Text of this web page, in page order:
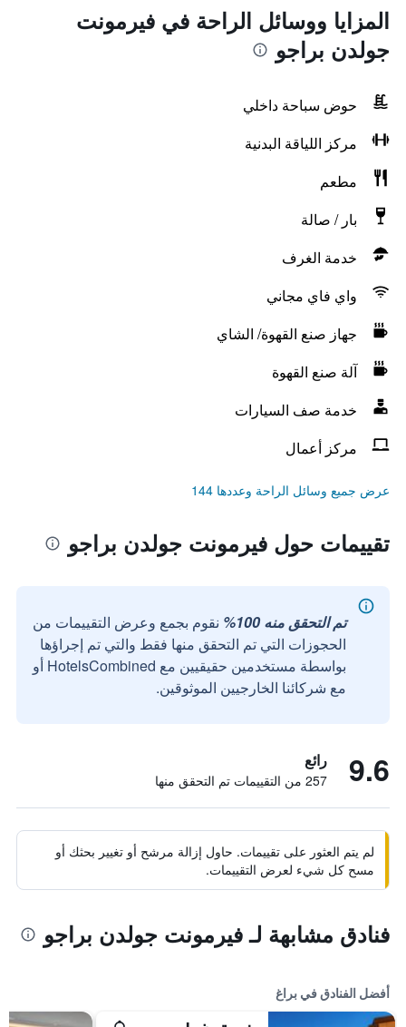
المزايا ووسائل الراحة في فيرمونت
جولدن براجو
حوض سباحة داخلي
مركز اللياقة البدنية
مطعم
بار / صالة
خدمة الغرف
واي فاي مجاني
جهاز صنع القهوة/ الشاي
آلة صنع القهوة
خدمة صف السيارات
مركز أعمال
عرض جميع وسائل الراحة وعددها 144
تقييمات حول فيرمونت جولدن براجو
تم التحقق منه 100%
نقوم بجمع وعرض التقييمات من
الحجوزات التي تم التحقق منها فقط والتي تم إجراؤها
بواسطة مستخدمين حقيقيين مع HotelsCombined أو
مع شركائنا الخارجيين الموثوقين.
9.6 رائع
257 من التقييمات تم التحقق منها
لم يتم العثور على تقييمات. حاول إزالة مرشح أو تغيير بحثك أو
مسح كل شيء لعرض التقييمات.
فنادق مشابهة لـ فيرمونت جولدن براجو
أفضل الفنادق في براغ